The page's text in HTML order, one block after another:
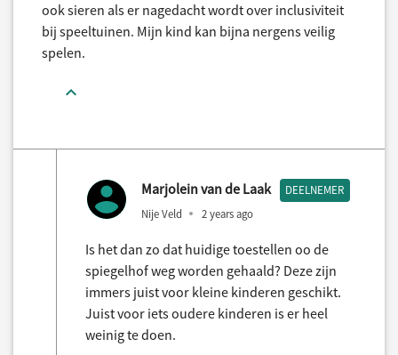
ook sieren als er nagedacht wordt over inclusiviteit
bij speeltuinen. Mijn kind kan bijna nergens veilig
spelen.
Marjolein van de Laak DEELNEMER
Nije Veld 2 years ago
Is het dan zo dat huidige toestellen oo de
spiegelhof weg worden gehaald? Deze zijn
immers juist voor kleine kinderen geschikt.
Juist voor iets oudere kinderen is er heel
weinig te doen.